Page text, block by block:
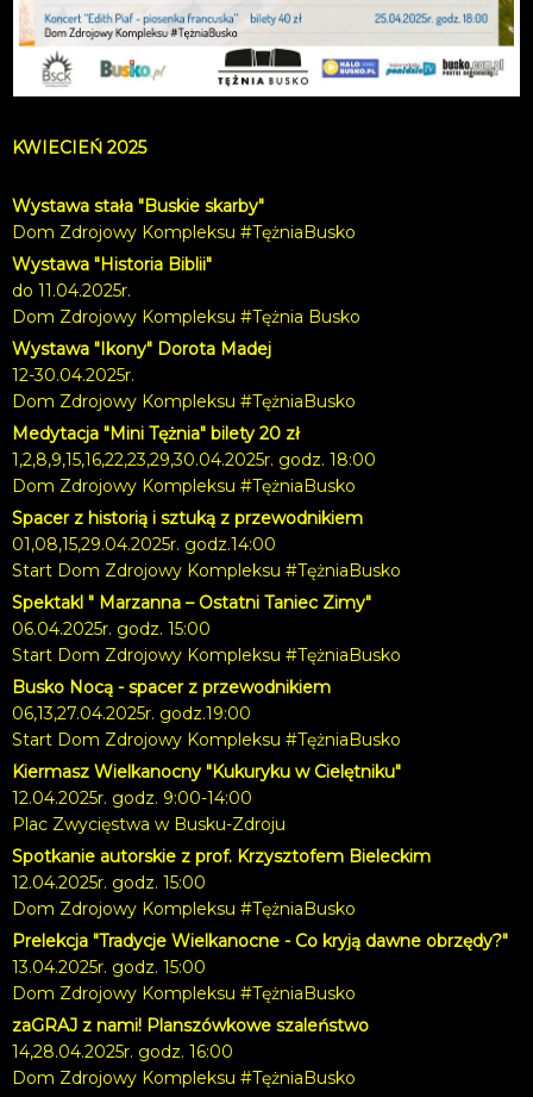
KWIECIEŃ 2025
Wystawa stała "Buskie skarby"
Dom Zdrojowy Kompleksu #TężniaBusko
Wystawa "Historia Biblii"
do 11.04.2025r.
Dom Zdrojowy Kompleksu #Tężnia Busko
Wystawa "Ikony" Dorota Madej
12-30.04.2025r.
Dom Zdrojowy Kompleksu #TężniaBusko
Medytacja "Mini Tężnia" bilety 20 zł
1,2,8,9,15,16,22,23,29,30.04.2025r. godz. 18:00
Dom Zdrojowy Kompleksu #TężniaBusko
Spacer z historią i sztuką z przewodnikiem
01,08,15,29.04.2025r. godz.14:00
Start Dom Zdrojowy Kompleksu #TężniaBusko
Spektakl " Marzanna – Ostatni Taniec Zimy"
06.04.2025r. godz. 15:00
Start Dom Zdrojowy Kompleksu #TężniaBusko
Busko Nocą - spacer z przewodnikiem
06,13,27.04.2025r. godz.19:00
Start Dom Zdrojowy Kompleksu #TężniaBusko
Kiermasz Wielkanocny "Kukuryku w Cielętniku"
12.04.2025r. godz. 9:00-14:00
Plac Zwycięstwa w Busku-Zdroju
Spotkanie autorskie z prof. Krzysztofem Bieleckim
12.04.2025r. godz. 15:00
Dom Zdrojowy Kompleksu #TężniaBusko
Prelekcja "Tradycje Wielkanocne - Co kryją dawne obrzędy?"
13.04.2025r. godz. 15:00
Dom Zdrojowy Kompleksu #TężniaBusko
zaGRAJ z nami! Planszówkowe szaleństwo
14,28.04.2025r. godz. 16:00
Dom Zdrojowy Kompleksu #TężniaBusko